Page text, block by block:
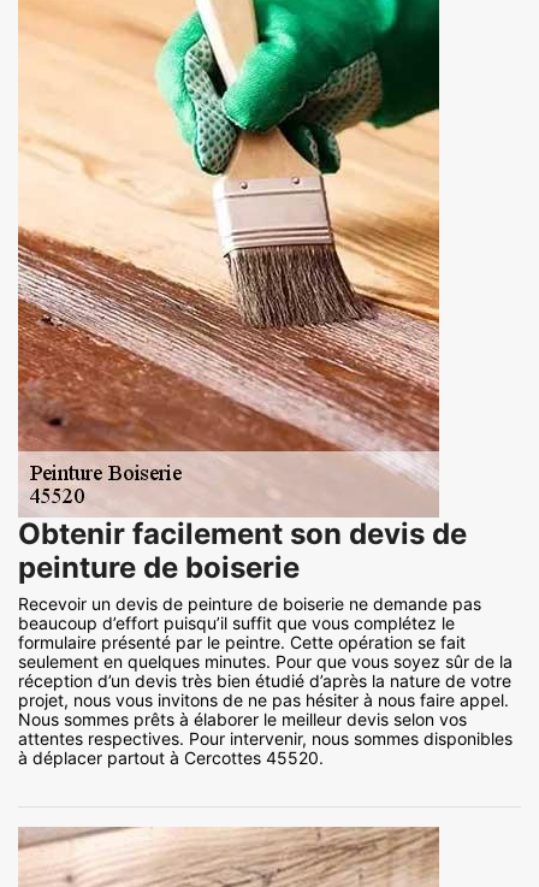
Obtenir facilement son devis de
peinture de boiserie
Recevoir un devis de peinture de boiserie ne demande pas
beaucoup d’effort puisqu’il suffit que vous complétez le
formulaire présenté par le peintre. Cette opération se fait
seulement en quelques minutes. Pour que vous soyez sûr de la
réception d’un devis très bien étudié d’après la nature de votre
projet, nous vous invitons de ne pas hésiter à nous faire appel.
Nous sommes prêts à élaborer le meilleur devis selon vos
attentes respectives. Pour intervenir, nous sommes disponibles
à déplacer partout à Cercottes 45520.